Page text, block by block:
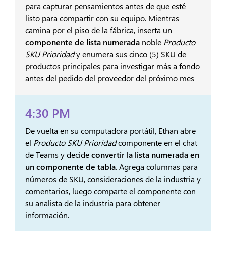
para capturar pensamientos antes de que esté
listo para compartir con su equipo. Mientras
camina por el piso de la fábrica, inserta un
componente de lista numerada noble Producto
SKU Prioridady enumera sus cinco (5) SKU de
productos principales para investigar más a fondo
antes del pedido del proveedor del próximo mes
4:30 PM
De vuelta en su computadora portátil, Ethan abre
el Producto SKU Prioridadcomponente en el chat
de Teams y decideconvertir la lista numerada en
un componente de tabla. Agrega columnas para
números de SKU, consideraciones de la industria y
comentarios, luego comparte el componente con
su analista de la industria para obtener
información.